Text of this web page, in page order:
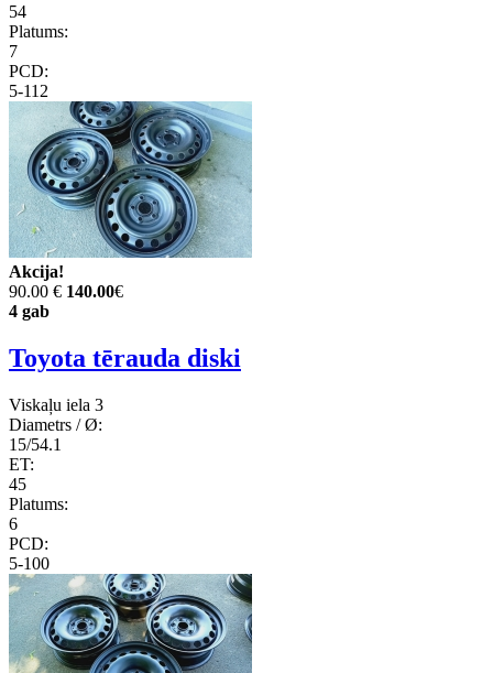
54
Platums:
7
PCD:
5-112
Akcija!
90.00 € 140.00€
4 gab
Toyota tērauda diski
Viskaļu iela 3
Diametrs / Ø:
15/54.1
ET:
45
Platums:
6
PCD:
5-100